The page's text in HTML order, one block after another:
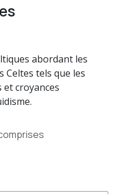
abordant les
Celtes tels que les
et croyances